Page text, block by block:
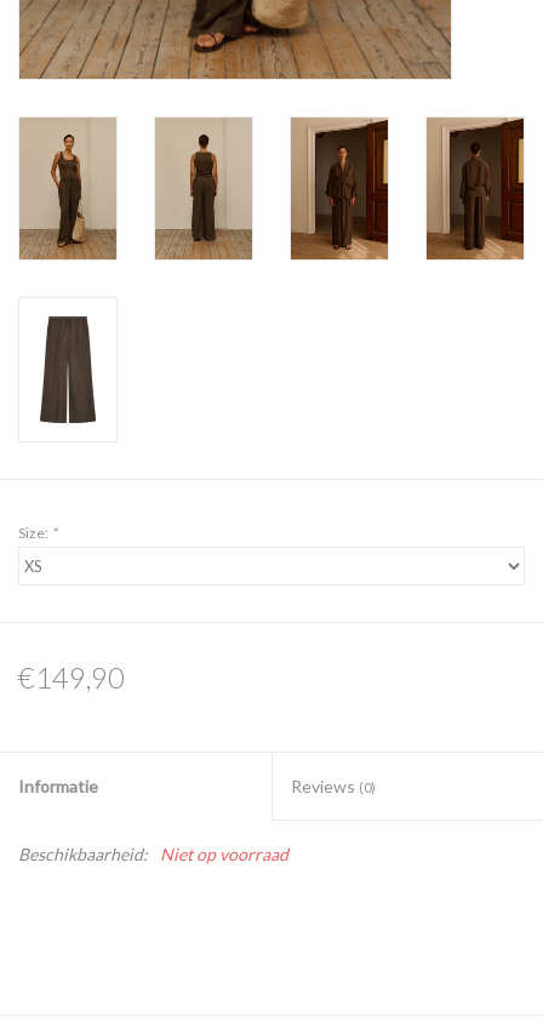
Size: *
€149,90
Informatie Reviews (0)
Beschikbaarheid: Niet op voorraad